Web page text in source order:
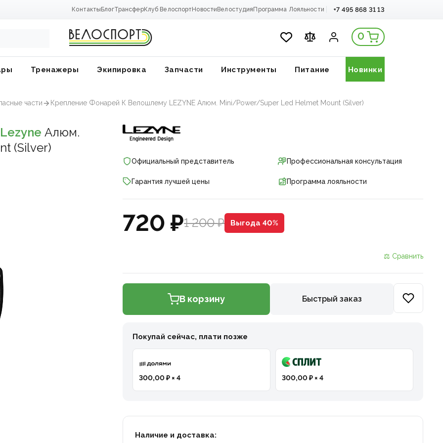
Контакты БлогТрансферКлуб Велоспорт Новости Велостудия Программа Лояльности +7 495 868 31 13
0
Тренажеры Экипировка Запчасти Инструменты Питание Новинки
части Крепление Фонарей К Велошлему LEZYNE Алюм. Mini/Power/Super Led Helmet Mount (Silver)
Lezyne Алюм.
(Silver)
Официальный представитель Профессиональная консультация
Гарантия лучшей цены Программа лояльности
720 ₽1 200 ₽ Выгода 40%
⚖ Сравнить
В корзину Быстрый заказ
Покупай сейчас, плати позже
300,00 ₽ × 4 300,00 ₽ × 4
Наличие и доставка: